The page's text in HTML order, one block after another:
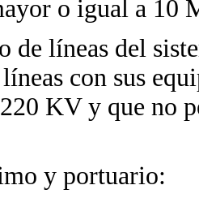
o igual a 10
de líneas del
con sus
KV y que no
y portuario: